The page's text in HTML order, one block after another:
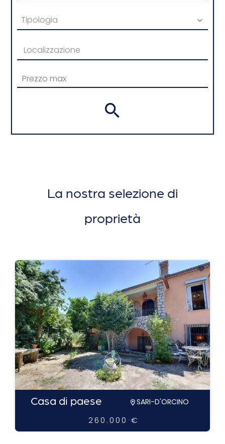
Tipologia
Localizzazione
La nostra selezione di
proprietà
Casa di paese SARI-D'ORCINO
260.000 €